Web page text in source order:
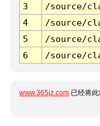
3 /source/
4
/source/
5
/source/
6
/source/
www.365jz.com 已经将